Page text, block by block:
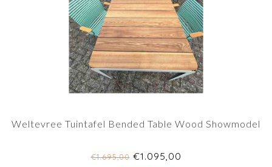
Weltevree Tuintafel Bended Table Wood Showmodel
€1.695,00€1.095,00